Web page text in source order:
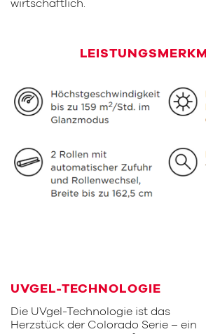
wirtschaftlich.
UVGEL-TECHNOLOGIE
Die UVgel-Technologie ist das
Herzstück der Colorado Serie – ein